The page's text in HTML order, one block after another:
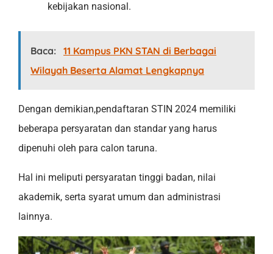
kebijakan nasional.
Baca: 11 Kampus PKN STAN di Berbagai
Wilayah Beserta Alamat Lengkapnya
Dengan demikian,pendaftaran STIN 2024 memiliki
beberapa persyaratan dan standar yang harus
dipenuhi oleh para calon taruna.
Hal ini meliputi persyaratan tinggi badan, nilai
akademik, serta syarat umum dan administrasi
lainnya.